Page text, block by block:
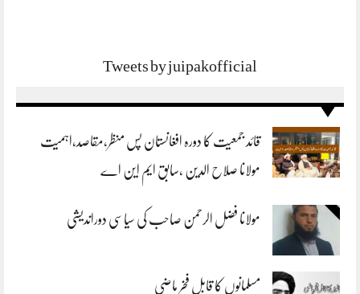
Tweets by juipakofficial
قائد جمعیت کا دورہ افغانستان پس منظر،مقاصد،اہمیت
مولانا صلاح الدین ،سابق ایم این اے
مولانا فضل الرحمن صاحب کی سیاسی دوراندیشی
مسلمانوں کا قابل فخر ماضی